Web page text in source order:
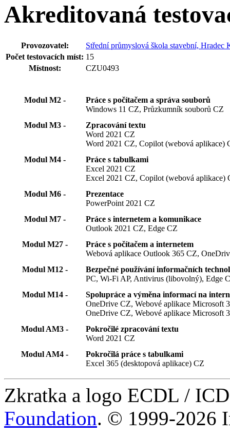
Akreditovaná
Provozovatel:
Střední průmyslová škola stavební, Hradec
Počet testovacích míst: 15
Místnost:
CZU0493
Modul M2 -
Práce s počítačem a správa souborů
Windows 11 CZ, Průzkumník souborů CZ
Modul M3 -
Zpracování textu
Word 2021 CZ
Word 2021 CZ, Copilot (webová aplikace)
Modul M4 -
Práce s tabulkami
Excel 2021 CZ
Excel 2021 CZ, Copilot (webová aplikace)
Modul M6 -
Prezentace
PowerPoint 2021 CZ
Modul M7 -
Práce s internetem a komunikace
Outlook 2021 CZ, Edge CZ
Modul M27 -
Práce s počítačem a internetem
Webová aplikace Outlook 365 CZ,
Modul M12 -
Bezpečné používání informačních
PC, Wi-Fi AP, Antivirus (libovolný), Edge
Modul M14 -
Spolupráce a výměna informací na
OneDrive CZ, Webové aplikace Microsoft
OneDrive CZ, Webové aplikace Microsoft
Modul AM3 -
Pokročilé zpracování textu
Word 2021 CZ
Modul AM4 -
Pokročilá práce s tabulkami
Excel 365 (desktopová aplikace) CZ
Zkratka a logo ECDL /
Foundation. © 1999-2026